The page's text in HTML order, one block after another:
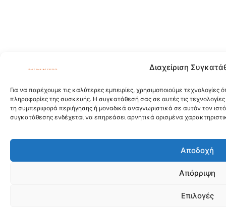
Διαχείριση
Για να παρέχουμε τις καλύτερες εμπειρίες, χρησιμοποιούμε
πληροφορίες της συσκευής. Η συγκατάθεσή σας σε αυτές τις
τη συμπεριφορά περιήγησης ή μοναδικά αναγνωριστικά σε αυτόν τον
συγκατάθεσης ενδέχεται να επηρεάσει αρνητικά ορισμένα
Αποδοχή
Απόρριψη
Επιλογές